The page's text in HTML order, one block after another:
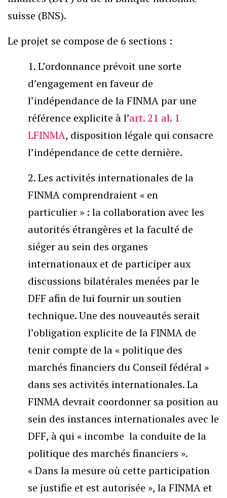
suisse (BNS).
Le projet se compose de 6 sections :
1. L’ordonnance prévoit une sorte
d’engagement en faveur de
l’indépendance de la FINMA par une
référence explicite à l’art. 21 al. 1
LFINMA, disposition légale qui consacre
l’indépendance de cette dernière.
2. Les activités internationales de la
FINMA comprendraient « en
particulier » : la collaboration avec les
autorités étrangères et la faculté de
siéger au sein des organes
internationaux et de participer aux
discussions bilatérales menées par le
DFF afin de lui fournir un soutien
technique. Une des nouveautés serait
l’obligation explicite de la FINMA de
tenir compte de la « politique des
marchés financiers du Conseil fédéral »
dans ses activités internationales. La
FINMA devrait coordonner sa position au
sein des instances internationales avec le
DFF, à qui « incombe la conduite de la
politique des marchés financiers ».
« Dans la mesure où cette participation
se justifie et est autorisée », la FINMA et